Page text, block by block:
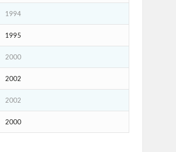
1994
1995
2000
2002
2002
2000